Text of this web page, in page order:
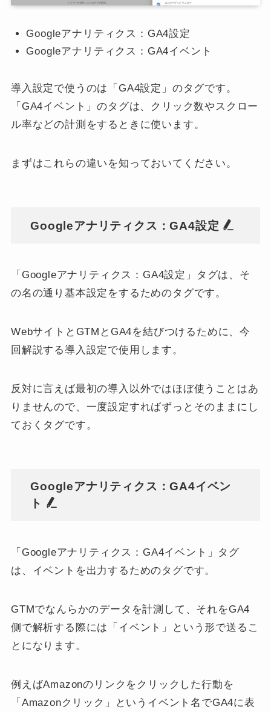
Googleアナリティクス：GA4設定
Googleアナリティクス：GA4イベント
導入設定で使うのは「GA4設定」のタグです。
「GA4イベント」のタグは、クリック数やスクロー
ル率などの計測をするときに使います。
まずはこれらの違いを知っておいてください。
Googleアナリティクス：GA4設定
「Googleアナリティクス：GA4設定」タグは、そ
の名の通り基本設定をするためのタグです。
WebサイトとGTMとGA4を結びつけるために、今
回解説する導入設定で使用します。
反対に言えば最初の導入以外ではほぼ使うことはあ
りませんので、一度設定すればずっとそのままにし
ておくタグです。
Googleアナリティクス：GA4イベン
ト
「Googleアナリティクス：GA4イベント」タグ
は、イベントを出力するためのタグです。
GTMでなんらかのデータを計測して、それをGA4
側で解析する際には「イベント」という形で送るこ
とになります。
例えばAmazonのリンクをクリックした行動を
「Amazonクリック」というイベント名でGA4に表